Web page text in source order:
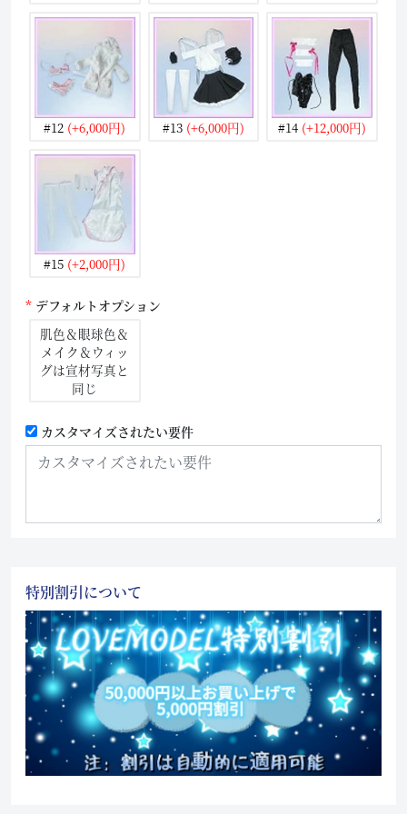
#12 (+6,000円) #13(+6,000円) #14 (+12,000円)
#15 (+2,000円)
デフォルトオプション
肌色＆眼球色＆
メイク＆ウィッ
グは宣材写真と
同じ
カスタマイズされたい要件
特別割引について